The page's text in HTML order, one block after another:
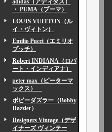
adidas（アディダス）
・ PUMA（プーマ）
LOUIS VUITTON（ル
イ・ヴィトン）
Emilio Pucci（エミリオ
プッチ）
Robert INDIANA（ロバ
ート・インディアナ）
peter max（ピーターマ
ックス）
ボビーダズラー（Bobby
Dazzler）
Designers Vintage（デザ
イナーズ ヴィンテー